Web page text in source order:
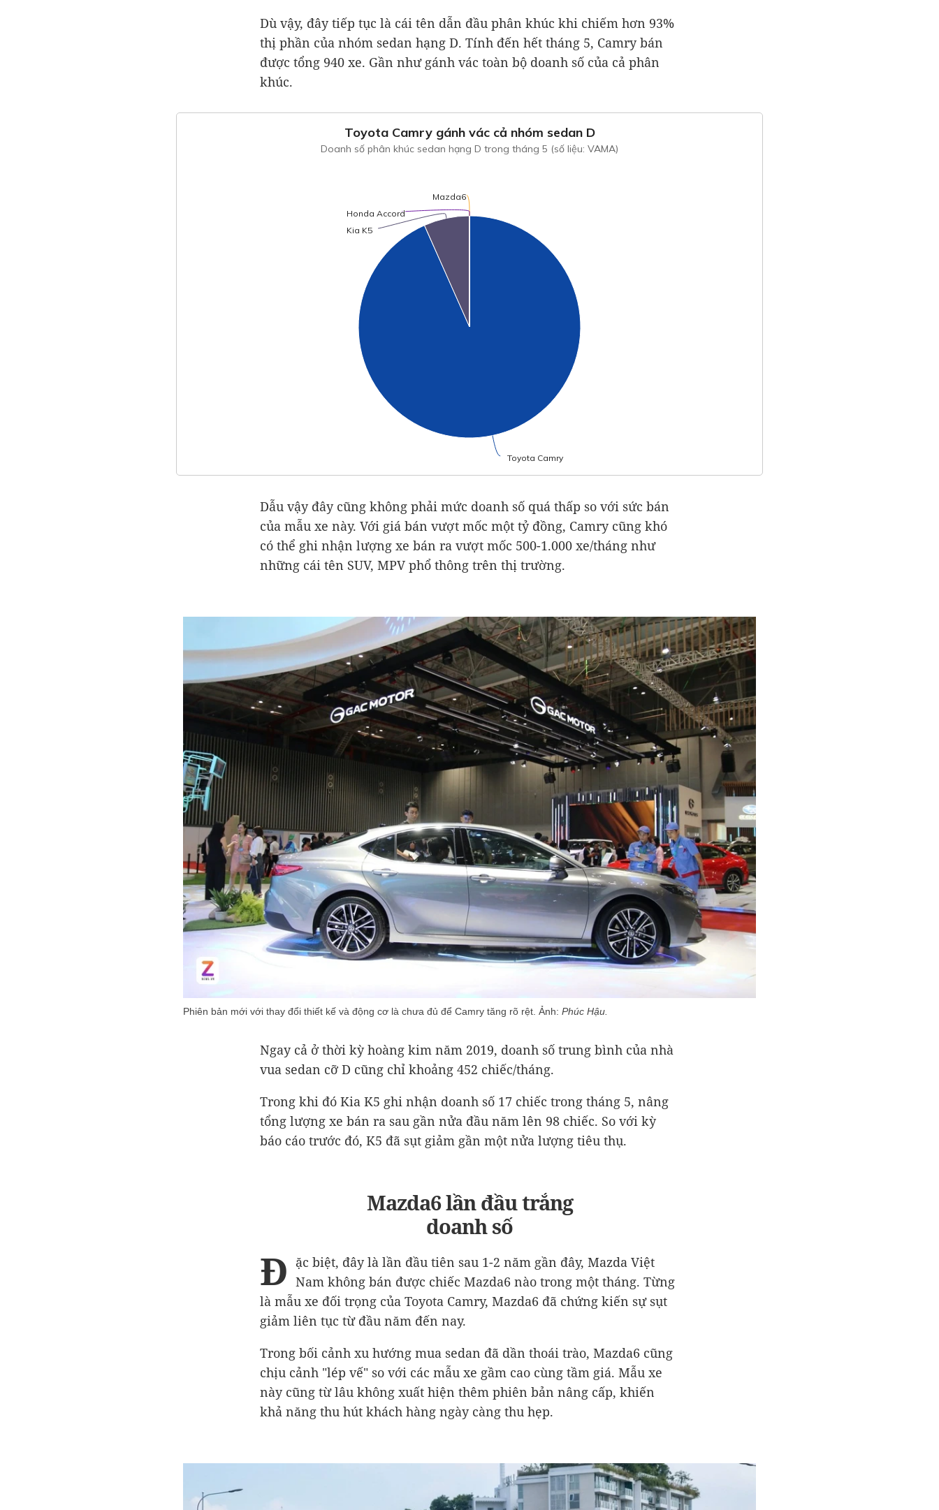
Dù vậy, đây tiếp tục là cái tên dẫn đầu phân khúc khi chiếm hơn 93%
thị phần của nhóm sedan hạng D. Tính đến hết tháng 5, Camry bán
được tổng 940 xe. Gần như gánh vác toàn bộ doanh số của cả phân
khúc.
Toyota Camry gánh vác cả nhóm sedan D
Doanh số phân khúc sedan hạng D trong tháng 5 (số liệu: VAMA)
Toyota Camry
Toyota Camry
Kia K5
Kia K5
Mazda6
Mazda6
Honda Accord
Honda Accord
Dẫu vậy đây cũng không phải mức doanh số quá thấp so với sức bán
của mẫu xe này. Với giá bán vượt mốc một tỷ đồng, Camry cũng khó
có thể ghi nhận lượng xe bán ra vượt mốc 500-1.000 xe/tháng như
những cái tên SUV, MPV phổ thông trên thị trường.
Phiên bản mới với thay đổi thiết kế và động cơ là chưa đủ để Camry tăng rõ rệt. Ảnh: Phúc Hậu.
Ngay cả ở thời kỳ hoàng kim năm 2019, doanh số trung bình của nhà
vua sedan cỡ D cũng chỉ khoảng 452 chiếc/tháng.
Trong khi đó Kia K5 ghi nhận doanh số 17 chiếc trong tháng 5, nâng
tổng lượng xe bán ra sau gần nửa đầu năm lên 98 chiếc. So với kỳ
báo cáo trước đó, K5 đã sụt giảm gần một nửa lượng tiêu thụ.
Mazda6 lần đầu trắng
doanh số
Đ ặc biệt, đây là lần đầu tiên sau 1-2 năm gần đây, Mazda Việt
Nam không bán được chiếc Mazda6 nào trong một tháng. Từng
là mẫu xe đối trọng của Toyota Camry, Mazda6 đã chứng kiến sự sụt
giảm liên tục từ đầu năm đến nay.
Trong bối cảnh xu hướng mua sedan đã dần thoái trào, Mazda6 cũng
chịu cảnh "lép vế" so với các mẫu xe gầm cao cùng tầm giá. Mẫu xe
này cũng từ lâu không xuất hiện thêm phiên bản nâng cấp, khiến
khả năng thu hút khách hàng ngày càng thu hẹp.